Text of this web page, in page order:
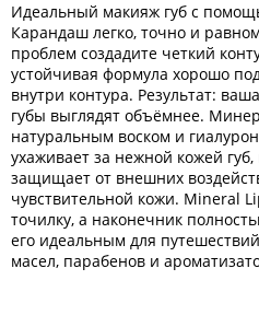
Идеальный макияж губ с
Карандаш легко, точно и
проблем создадите четкий
устойчивая формула хорошо
внутри контура. Результат:
губы выглядят объёмнее.
натуральным воском и
ухаживает за нежной кожей
защищает от внешних
чувствительной кожи. Mineral
точилку, а наконечник
его идеальным для
масел, парабенов и